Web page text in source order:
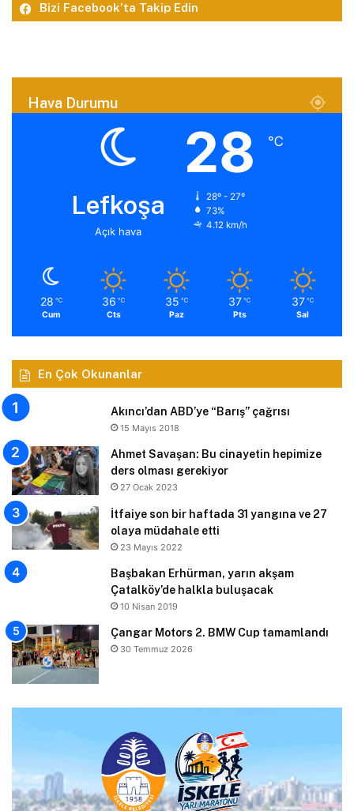
Bizi Facebook’ta Takip Edin
Hava Durumu
Lefkoşa
Açık hava
28 ℃
28º - 27º
73%
4.12 km/h
28 ℃
Cum
36 ℃
Cts
35 ℃
Paz
37 ℃
Pts
37 ℃
Sal
En Çok Okunanlar
Akıncı’dan ABD’ye “Barış” çağrısı
15 Mayıs 2018
Ahmet Savaşan: Bu cinayetin hepimize
ders olması gerekiyor
27 Ocak 2023
İtfaiye son bir haftada 31 yangına ve 27
olaya müdahale etti
23 Mayıs 2022
Başbakan Erhürman, yarın akşam
Çatalköy’de halkla buluşacak
10 Nisan 2019
Çangar Motors 2. BMW Cup tamamlandı
30 Temmuz 2026